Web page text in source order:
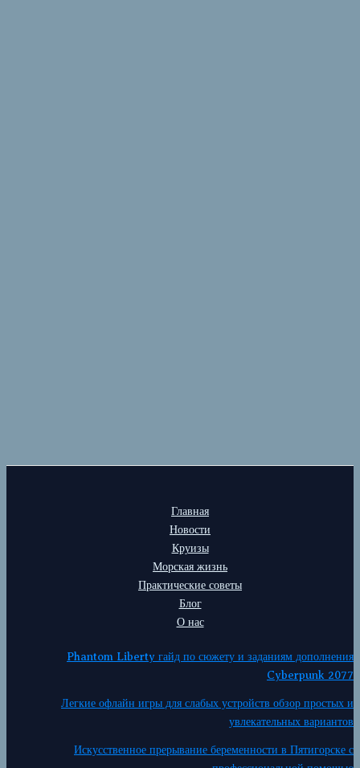
Главная
Новости
Круизы
Морская жизнь
Практические советы
Блог
О нас
Phantom Liberty гайд по сюжету и заданиям дополнения
Cyberpunk 2077
Легкие офлайн игры для слабых устройств обзор простых и
увлекательных вариантов
Искусственное прерывание беременности в Пятигорске с